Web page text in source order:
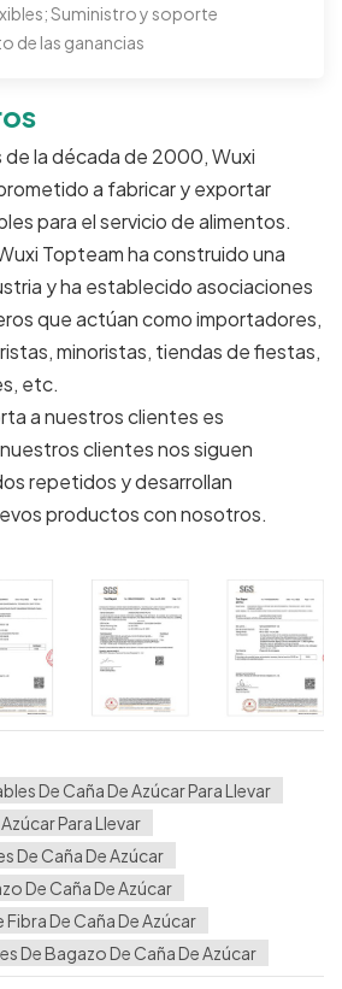
Suministro y soporte
de las ganancias
de la década de 2000, Wuxi
a fabricar y exportar
para el servicio de alimentos.
Topteam ha construido una
y ha establecido asociaciones
que actúan como importadores,
minoristas, tiendas de fiestas,
etc.
a nuestros clientes es
clientes nos siguen
repetidos y desarrollan
productos con nosotros.
De Caña De Azúcar Para Llevar
Para Llevar
De Caña De Azúcar
De Caña De Azúcar
Fibra De Caña De Azúcar
De Bagazo De Caña De Azúcar